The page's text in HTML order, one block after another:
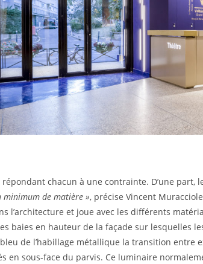
chacun à une contrainte. D’une part,
minimum de matière », précise Vincent
l’architecture et joue avec les différents
baies en hauteur de la façade sur lesquelles
de l’habillage métallique la transition entre
en sous-face du parvis. Ce luminaire